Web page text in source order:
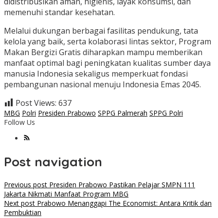
memenuhi standar kesehatan.
Melalui dukungan berbagai fasilitas pendukung, tata
kelola yang baik, serta kolaborasi lintas sektor, Program
Makan Bergizi Gratis diharapkan mampu memberikan
manfaat optimal bagi peningkatan kualitas sumber daya
manusia Indonesia sekaligus memperkuat fondasi
pembangunan nasional menuju Indonesia Emas 2045.
Post Views: 637
MBG Polri Presiden Prabowo SPPG Palmerah SPPG Polri
Follow Us
Post navigation
Previous post Presiden Prabowo Pastikan Pelajar SMPN 111
Jakarta Nikmati Manfaat Program MBG
Next post Prabowo Menanggapi The Economist: Antara Kritik dan
Pembuktian